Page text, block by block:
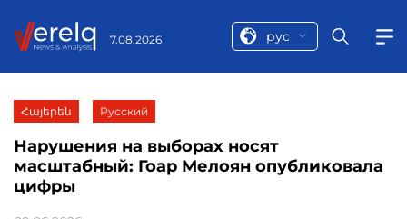
7.08.2026 рус
Հայերեն Русский
Нарушения на выборах носят
масштабный: Гоар Мелоян опубликовала
цифры